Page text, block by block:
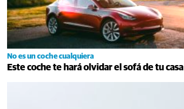
No es un coche cualquiera
Este coche te hará olvidar el sofá de tu casa